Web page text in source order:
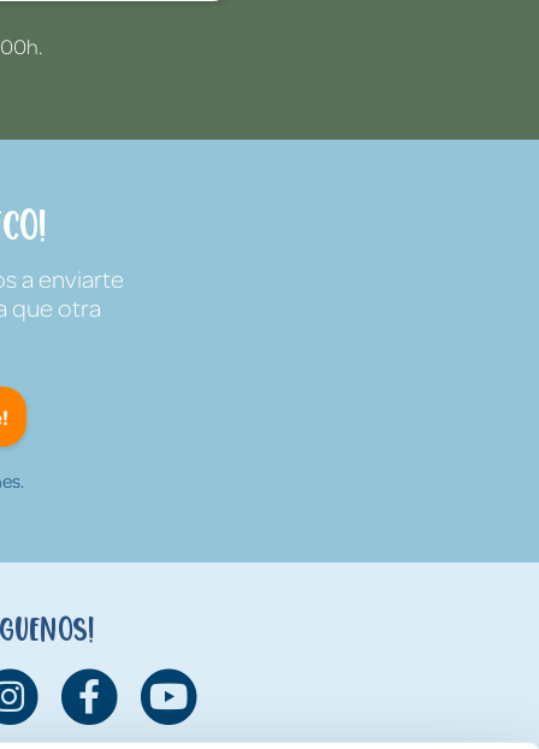
a enviarte
que otra